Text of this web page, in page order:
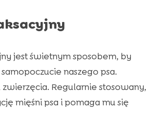
jest świetnym sposobem, by
naszego psa.
zwierzęcia. Regularnie stosowany,
mięśni psa i pomaga mu się